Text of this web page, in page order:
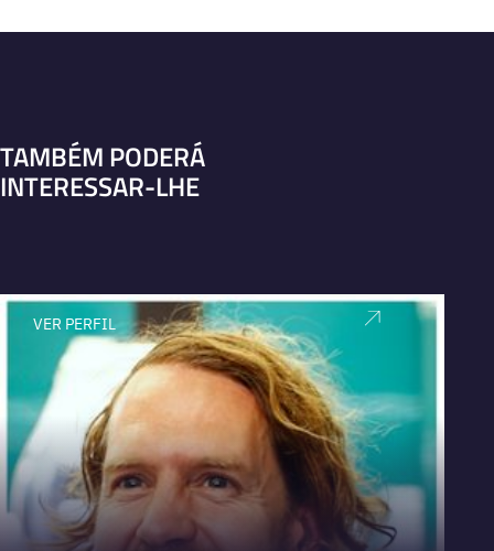
TAMBÉM PODERÁ
INTERESSAR-LHE
VER PERFIL